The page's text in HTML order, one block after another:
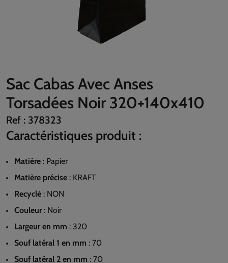
Sac Cabas Avec Anses
Torsadées Noir 320+140x410
Ref : 378323
Caractéristiques produit :
Matière : Papier
Matière précise : KRAFT
Recyclé : NON
Couleur : Noir
Largeur en mm : 320
Souf latéral 1 en mm : 70
Souf latéral 2 en mm : 70